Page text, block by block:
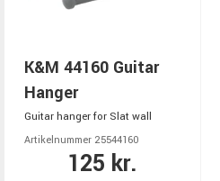
K&M 44160 Guitar
Hanger
Guitar hanger for Slat wall
Artikelnummer 25544160
125 kr.